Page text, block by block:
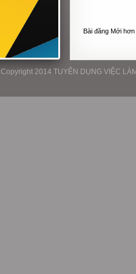
Bài đăng Mới hơn
Copyright 2014 TUYỂN DỤNG VIỆC